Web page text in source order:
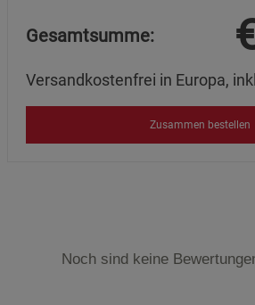
Gesamtsumme:
Versandkostenfrei in Europa,
Zusammen bestellen
Noch sind keine